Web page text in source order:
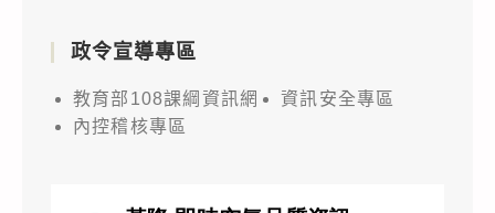
政令宣導專區
教育部108課綱資訊網
資訊安全專區
內控稽核專區